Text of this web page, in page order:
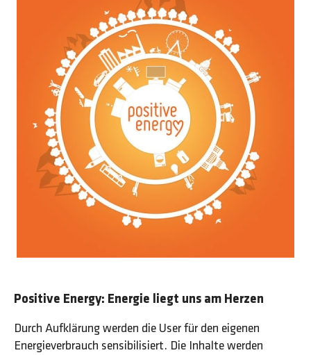
Positive Energy: Energie liegt uns am Herzen
Durch Aufklärung werden die User für den eigenen
Energieverbrauch sensibilisiert. Die Inhalte werden